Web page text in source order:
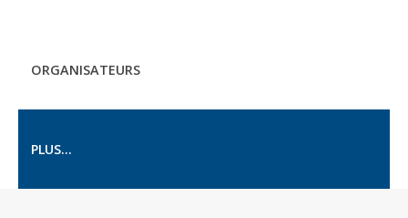
ORGANISATEURS
PLUS...